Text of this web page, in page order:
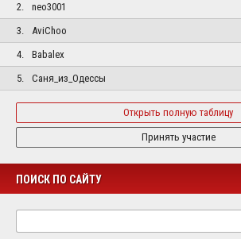
2.
neo3001
3.
AviChoo
4.
Babalex
5.
Саня_из_Одессы
Открыть полную таблицу
Принять участие
ПОИСК ПО САЙТУ